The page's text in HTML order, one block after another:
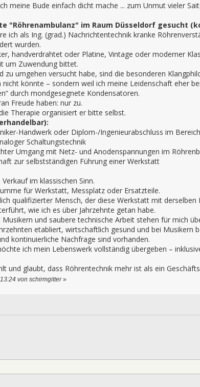
meine Bude einfach dicht mache ... zum Unmut vieler
"Röhrenambulanz" im Raum Düsseldorf gesucht
ich als Ing. (grad.) Nachrichtentechnik kranke
wurden.
handverdrahtet oder Platine, Vintage oder moderner
um Zuwendung bittet.
zu umgehen versucht habe, sind die besonderen
könnte – sondern weil ich meine Leidenschaft eher
durch mondgesegnete Kondensatoren.
Freude haben: nur zu.
Therapie organisiert er bitte selbst.
Handwerk oder Diplom-/Ingenieurabschluss im
Schaltungstechnik
Umgang mit Netz- und Anodenspannungen im
zur selbstständigen Führung einer Werkstatt
im klassischen Sinn.
für Werkstatt, Messplatz oder Ersatzteile.
qualifizierter Mensch, der diese Werkstatt mit
wie ich es über Jahrzehnte getan habe.
und saubere technische Arbeit stehen für mich
etabliert, wirtschaftlich gesund und bei Musikern
kontinuierliche Nachfrage sind vorhanden.
ich mein Lebenswerk vollständig übergeben –
und glaubt, dass Röhrentechnik mehr ist als ein
von schirmgitter»